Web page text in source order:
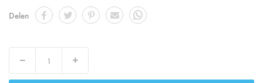
Delen
Decrease Increase